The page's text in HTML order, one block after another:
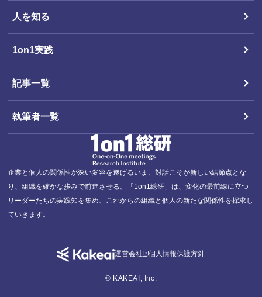
企業と個人の関係性が深い変容を遂げるいま、対話こそが新しい結節点とな
り、組織を確かな歩みで前進させる。「1on1総研」は、変化の最前線に立つ
リーダーたちの実践知を集め、これからの組織と個人の新たな関係性を探求し
ていきます。
人を知る
1on1実践
記事一覧
執筆者一覧
運営会社 個人情報保護方針
© KAKEAI, Inc.